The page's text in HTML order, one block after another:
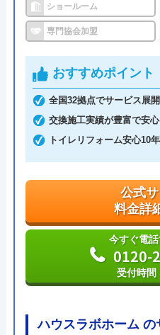
ショールーム
専門協会加盟
おすすめポイント
全国32拠点でサービス展開
交換施工実績が豊富で安心
トイレリフォーム安心10
公式
料金詳
今すぐ電
0120-
受付時間
ハウスラボホーム の